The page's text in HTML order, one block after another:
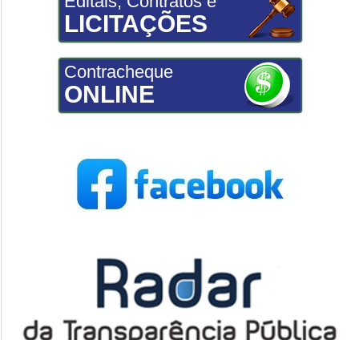
LICITAÇÕES
Contracheque
ONLINE